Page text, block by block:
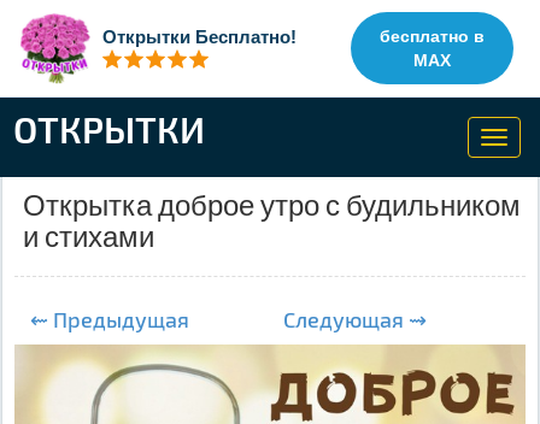
Открытки Бесплатно!
бесплатно в
MAX
ОТКРЫТКИ
Открытка доброе утро с будильником
и стихами
⇜ Предыдущая Следующая ⇝